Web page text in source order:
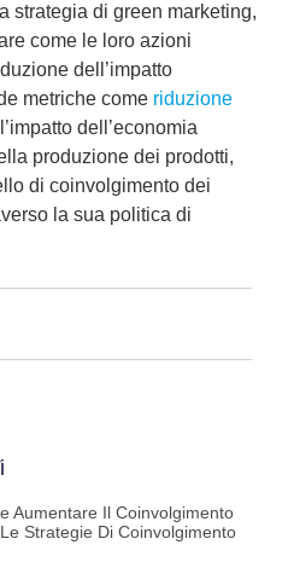
strategia di green marketing,
come le loro azioni
dell’impatto
metriche come riduzione
l’impatto dell’economia
produzione dei prodotti,
di coinvolgimento dei
la sua politica di
Aumentare Il Coinvolgimento
Strategie Di Coinvolgimento